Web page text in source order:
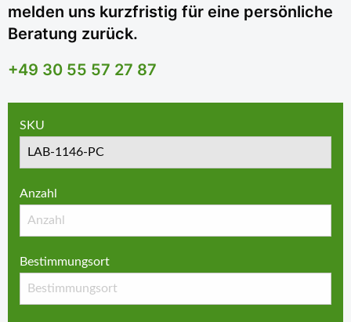
melden uns kurzfristig für eine persönliche
Beratung zurück.
+49 30 55 57 27 87
SKU
Anzahl
Bestimmungsort